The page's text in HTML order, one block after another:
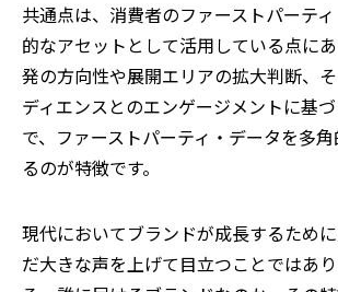
共通点は、消費者のファーストパーテ
的なアセットとして活用している点に
発の方向性や展開エリアの拡大判断、
ディエンスとのエンゲージメントに基
で、ファーストパーティ・データを多
るのが特徴です。
現代においてブランドが成長するため
だ大きな声を上げて目立つことではあ